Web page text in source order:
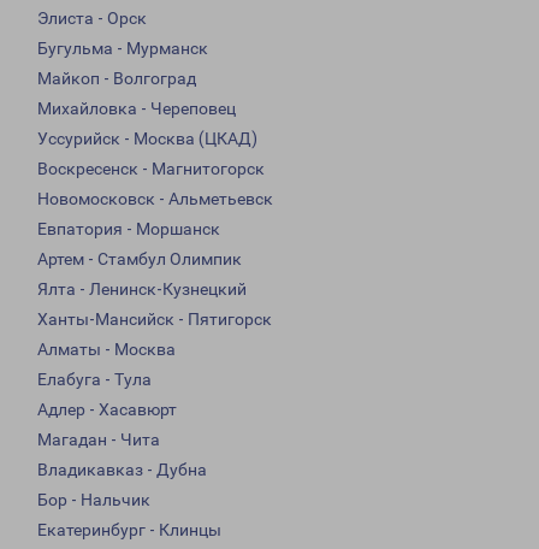
Элиста - Орск
Бугульма - Мурманск
Майкоп - Волгоград
Михайловка - Череповец
Уссурийск - Москва (ЦКАД)
Воскресенск - Магнитогорск
Новомосковск - Альметьевск
Евпатория - Моршанск
Артем - Стамбул Олимпик
Ялта - Ленинск-Кузнецкий
Ханты-Мансийск - Пятигорск
Алматы - Москва
Елабуга - Тула
Адлер - Хасавюрт
Магадан - Чита
Владикавказ - Дубна
Бор - Нальчик
Екатеринбург - Клинцы